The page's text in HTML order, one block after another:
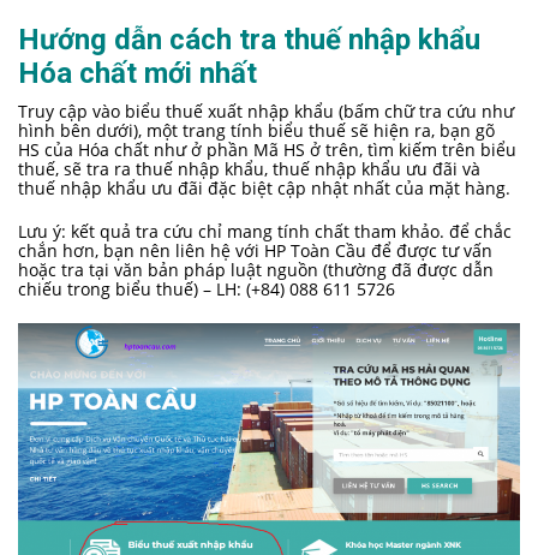
Hướng dẫn cách tra thuế nhập khẩu
Hóa chất mới nhất
Truy cập vào biểu thuế xuất nhập khẩu (bấm chữ tra cứu như
hình bên dưới), một trang tính biểu thuế sẽ hiện ra, bạn gõ
HS của Hóa chất như ở phần Mã HS ở trên, tìm kiếm trên biểu
thuế, sẽ tra ra thuế nhập khẩu, thuế nhập khẩu ưu đãi và
thuế nhập khẩu ưu đãi đặc biệt cập nhật nhất của mặt hàng.
Lưu ý: kết quả tra cứu chỉ mang tính chất tham khảo. để chắc
chắn hơn, bạn nên liên hệ với HP Toàn Cầu để được tư vấn
hoặc tra tại văn bản pháp luật nguồn (thường đã được dẫn
chiếu trong biểu thuế) – LH: (+84) 088 611 5726